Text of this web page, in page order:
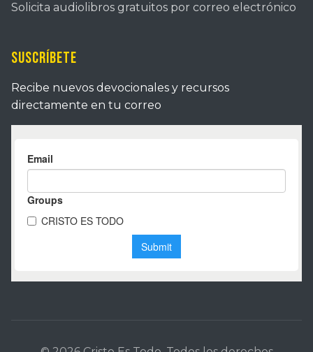
Solicita audiolibros gratuitos por correo electrónico
Suscríbete
Recibe nuevos devocionales y recursos
directamente en tu correo